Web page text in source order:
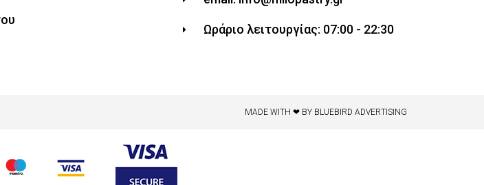
Ωράριο λειτουργίας: 07:00 - 22:30
MADE WITH ❤ BY BLUEBIRD ADVERTISING​